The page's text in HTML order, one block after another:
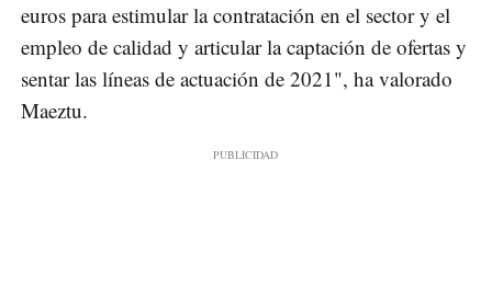
euros para estimular la contratación en el sector y el
empleo de calidad y articular la captación de ofertas y
sentar las líneas de actuación de 2021", ha valorado
Maeztu.